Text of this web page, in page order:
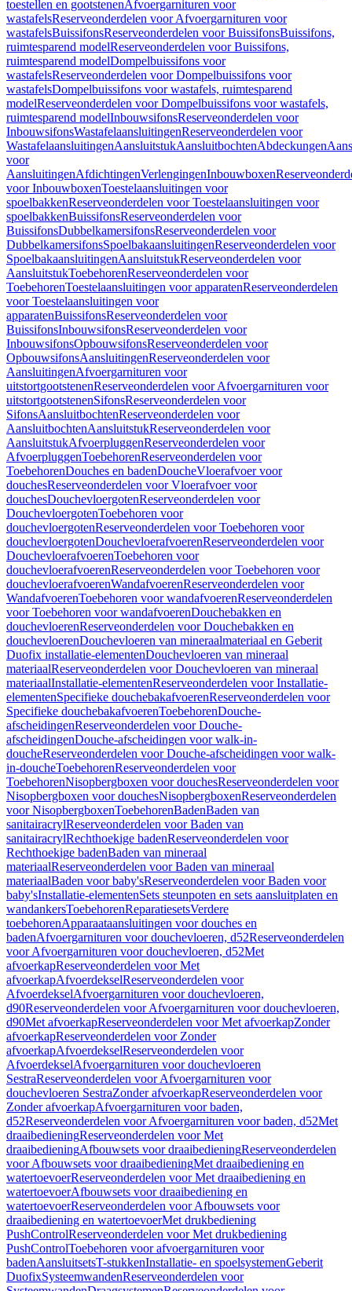
toestellen en gootstenenAfvoergarnituren voor
wastafelsReserveonderdelen voor Afvoergarnituren voor
wastafelsBuissifonsReserveonderdelen voor BuissifonsBuissifons,
ruimtesparend modelReserveonderdelen voor Buissifons,
ruimtesparend modelDompelbuissifons voor
wastafelsReserveonderdelen voor Dompelbuissifons voor
wastafelsDompelbuissifons voor wastafels, ruimtesparend
modelReserveonderdelen voor Dompelbuissifons voor wastafels,
ruimtesparend modelInbouwsifonsReserveonderdelen voor
InbouwsifonsWastafelaansluitingenReserveonderdelen voor
WastafelaansluitingenAansluitstukAansluitbochtenAbdeckungen
voor
AansluitingenAfdichtingenVerlengingenInbouwboxen
voor InbouwboxenToestelaansluitingen voor
spoelbakkenReserveonderdelen voor Toestelaansluitingen voor
spoelbakkenBuissifonsReserveonderdelen voor
BuissifonsDubbelkamersifonsReserveonderdelen voor
DubbelkamersifonsSpoelbakaansluitingenReserveonderdelen voor
SpoelbakaansluitingenAansluitstukReserveonderdelen voor
AansluitstukToebehorenReserveonderdelen voor
ToebehorenToestelaansluitingen voor apparatenReserveonderdelen
voor Toestelaansluitingen voor
apparatenBuissifonsReserveonderdelen voor
BuissifonsInbouwsifonsReserveonderdelen voor
InbouwsifonsOpbouwsifonsReserveonderdelen voor
OpbouwsifonsAansluitingenReserveonderdelen voor
AansluitingenAfvoergarnituren voor
uitstortgootstenenReserveonderdelen voor Afvoergarnituren voor
uitstortgootstenenSifonsReserveonderdelen voor
SifonsAansluitbochtenReserveonderdelen voor
AansluitbochtenAansluitstukReserveonderdelen voor
AansluitstukAfvoerpluggenReserveonderdelen voor
AfvoerpluggenToebehorenReserveonderdelen voor
ToebehorenDouches en badenDoucheVloerafvoer voor
douchesReserveonderdelen voor Vloerafvoer voor
douchesDouchevloergotenReserveonderdelen voor
DouchevloergotenToebehoren voor
douchevloergotenReserveonderdelen voor Toebehoren voor
douchevloergotenDouchevloerafvoerenReserveonderdelen voor
DouchevloerafvoerenToebehoren voor
douchevloerafvoerenReserveonderdelen voor Toebehoren voor
douchevloerafvoerenWandafvoerenReserveonderdelen voor
WandafvoerenToebehoren voor wandafvoerenReserveonderdelen
voor Toebehoren voor wandafvoerenDouchebakken en
douchevloerenReserveonderdelen voor Douchebakken en
douchevloerenDouchevloeren van mineraalmateriaal en Geberit
Duofix installatie-elementenDouchevloeren van mineraal
materiaalReserveonderdelen voor Douchevloeren van mineraal
materiaalInstallatie-elementenReserveonderdelen voor Installatie-
elementenSpecifieke douchebakafvoerenReserveonderdelen voor
Specifieke douchebakafvoerenToebehorenDouche-
afscheidingenReserveonderdelen voor Douche-
afscheidingenDouche-afscheidingen voor walk-in-
doucheReserveonderdelen voor Douche-afscheidingen voor walk-
in-doucheToebehorenReserveonderdelen voor
ToebehorenNisopbergboxen voor douchesReserveonderdelen voor
Nisopbergboxen voor douchesNisopbergboxenReserveonderdelen
voor NisopbergboxenToebehorenBadenBaden van
sanitairacrylReserveonderdelen voor Baden van
sanitairacrylRechthoekige badenReserveonderdelen voor
Rechthoekige badenBaden van mineraal
materiaalReserveonderdelen voor Baden van mineraal
materiaalBaden voor baby'sReserveonderdelen voor Baden voor
baby'sInstallatie-elementenSets steunpoten en sets aansluitplaten en
wandankersToebehorenReparatiesetsVerdere
toebehorenApparaataansluitingen voor douches en
badenAfvoergarnituren voor douchevloeren, d52Reserveonderdelen
voor Afvoergarnituren voor douchevloeren, d52Met
afvoerkapReserveonderdelen voor Met
afvoerkapAfvoerdekselReserveonderdelen voor
AfvoerdekselAfvoergarnituren voor douchevloeren,
d90Reserveonderdelen voor Afvoergarnituren voor douchevloeren,
d90Met afvoerkapReserveonderdelen voor Met afvoerkapZonder
afvoerkapReserveonderdelen voor Zonder
afvoerkapAfvoerdekselReserveonderdelen voor
AfvoerdekselAfvoergarnituren voor douchevloeren
SestraReserveonderdelen voor Afvoergarnituren voor
douchevloeren SestraZonder afvoerkapReserveonderdelen voor
Zonder afvoerkapAfvoergarnituren voor baden,
d52Reserveonderdelen voor Afvoergarnituren voor baden, d52Met
draaibedieningReserveonderdelen voor Met
draaibedieningAfbouwsets voor draaibedieningReserveonderdelen
voor Afbouwsets voor draaibedieningMet draaibediening en
watertoevoerReserveonderdelen voor Met draaibediening en
watertoevoerAfbouwsets voor draaibediening en
watertoevoerReserveonderdelen voor Afbouwsets voor
draaibediening en watertoevoerMet drukbediening
PushControlReserveonderdelen voor Met drukbediening
PushControlToebehoren voor afvoergarnituren voor
badenAansluitsetsT-stukkenInstallatie- en spoelsystemenGeberit
DuofixSysteemwandenReserveonderdelen voor